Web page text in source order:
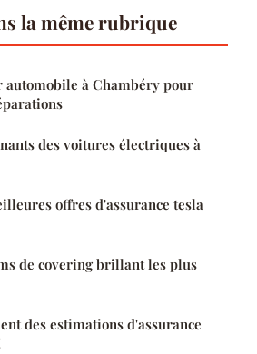
la même rubrique
à Chambéry pour
des voitures électriques à
offres d'assurance tesla
de covering brillant les plus
des estimations d'assurance